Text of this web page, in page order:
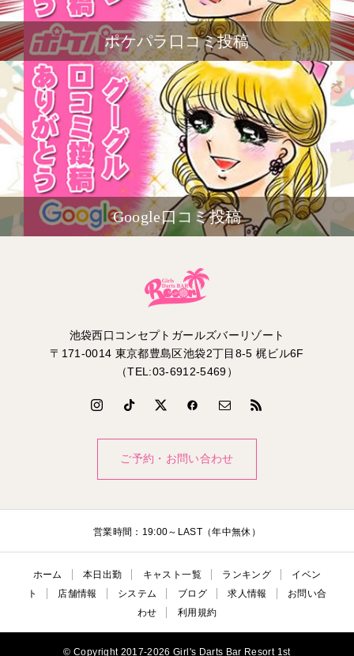
ポケパラ口コミ投稿
Google口コミ投稿
池袋西口コンセプトガールズバーリゾート
〒171-0014 東京都豊島区池袋2丁目8-5 梶ビル6F
（TEL:03-6912-5469）
ご予約・お問い合わせ
営業時間：19:00～LAST（年中無休）
ホーム 本日出勤 キャスト一覧 ランキング
イベン
ト
店舗情報 システム ブログ 求人情報
お問い合
わせ
利用規約
© Copyright 2017-2026 Girl's Darts Bar Resort 1st